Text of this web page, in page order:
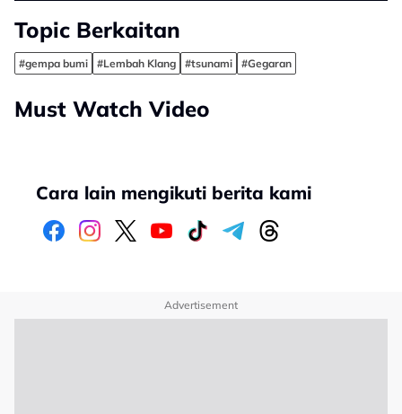
Topic Berkaitan
#gempa bumi #Lembah Klang #tsunami #Gegaran
Must Watch Video
Cara lain mengikuti berita kami
Advertisement